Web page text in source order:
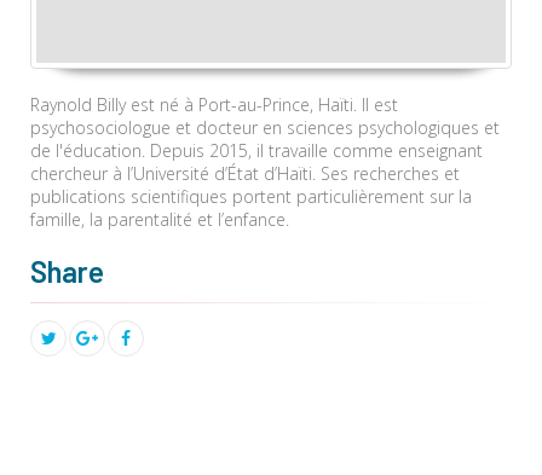
Raynold Billy est né à Port-au-Prince, Haïti. Il est
psychosociologue et docteur en sciences psychologiques et
de l'éducation. Depuis 2015, il travaille comme enseignant
chercheur à l’Université d’État d’Haïti. Ses recherches et
publications scientifiques portent particulièrement sur la
famille, la parentalité et l’enfance.
Share